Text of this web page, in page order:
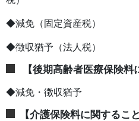
◆減免（固定資産税）
◆徴収猶予（法人税）
【後期高齢者医療保険料
◆減免・徴収猶予
【介護保険料に関すること